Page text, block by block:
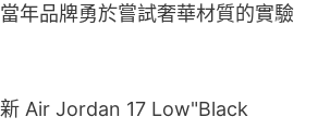
年品牌勇於嘗試奢華材質的實驗
Air Jordan 17 Low"Black